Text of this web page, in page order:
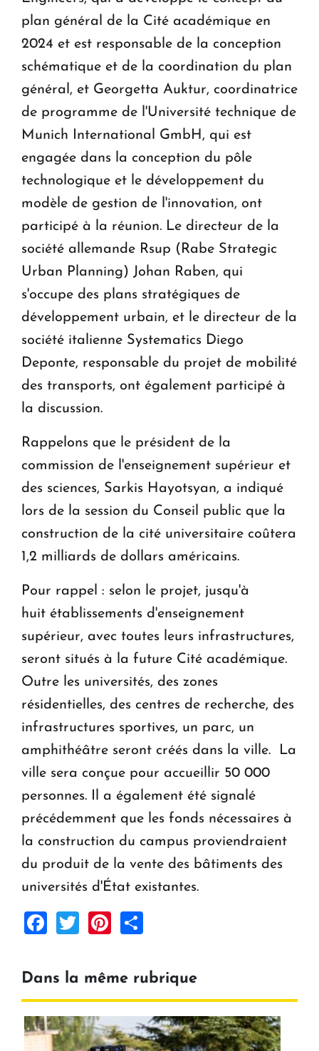
plan général de la Cité académique en
2024 et est responsable de la conception
schématique et de la coordination du plan
général, et Georgetta Auktur, coordinatrice
de programme de l'Université technique de
Munich International GmbH, qui est
engagée dans la conception du pôle
technologique et le développement du
modèle de gestion de l'innovation, ont
participé à la réunion. Le directeur de la
société allemande Rsup (Rabe Strategic
Urban Planning) Johan Raben, qui
s'occupe des plans stratégiques de
développement urbain, et le directeur de la
société italienne Systematics Diego
Deponte, responsable du projet de mobilité
des transports, ont également participé à
la discussion.
Rappelons que le président de la
commission de l'enseignement supérieur et
des sciences, Sarkis Hayotsyan, a indiqué
lors de la session du Conseil public que la
construction de la cité universitaire coûtera
1,2 milliards de dollars américains.
Pour rappel : selon le projet, jusqu'à
huit établissements d'enseignement
supérieur, avec toutes leurs infrastructures,
seront situés à la future Cité académique.
Outre les universités, des zones
résidentielles, des centres de recherche, des
infrastructures sportives, un parc, un
amphithéâtre seront créés dans la ville. La
ville sera conçue pour accueillir 50 000
personnes. Il a également été signalé
précédemment que les fonds nécessaires à
la construction du campus proviendraient
du produit de la vente des bâtiments des
universités d'État existantes.
Facebook
TwitterPinterest
Dans la même rubrique